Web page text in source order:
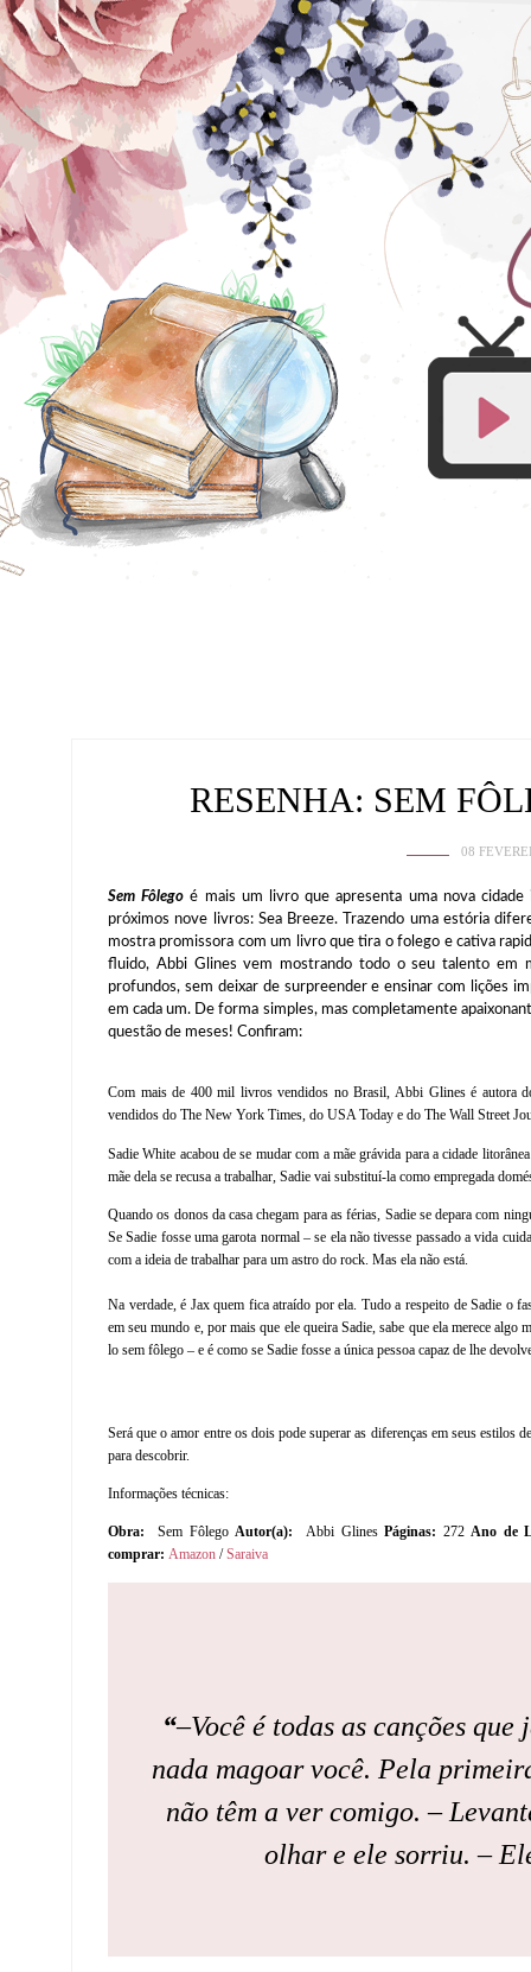
RESENHA: SEM
08
Sem Fôlego é mais um livro que apresenta uma nova
próximos nove livros: Sea Breeze. Trazendo uma estória
mostra promissora com um livro que tira o folego e cativa
fluido, Abbi Glines vem mostrando todo o seu talento em
profundos, sem deixar de surpreender e ensinar com lições
em cada um. De forma simples, mas completamente
questão de meses! Confiram:
Com mais de 400 mil livros vendidos no Brasil, Abbi Glines é autora
vendidos do The New York Times, do USA Today e do The Wall Street
Sadie White acabou de se mudar com a mãe grávida para a cidade
mãe dela se recusa a trabalhar, Sadie vai substituí-la como empregada
Quando os donos da casa chegam para as férias, Sadie se depara com
Se Sadie fosse uma garota normal – se ela não tivesse passado a vida
com a ideia de trabalhar para um astro do rock. Mas ela não está.
Na verdade, é Jax quem fica atraído por ela. Tudo a respeito de Sadie o
em seu mundo e, por mais que ele queira Sadie, sabe que ela merece
lo sem fôlego – e é como se Sadie fosse a única pessoa capaz de lhe
Será que o amor entre os dois pode superar as diferenças em seus estilos
para descobrir.
Informações técnicas:
Obra: Sem FôlegoAutor(a):Abbi GlinesPáginas: 272Ano de
comprar: Amazon /Saraiva
“–Você é todas as canções
nada magoar você. Pela
não têm a ver comigo. –
olhar e ele sorriu. –